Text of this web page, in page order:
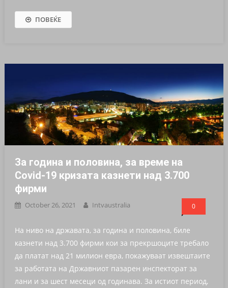
ПОВЕЌЕ
За година и половина, за време на
Covid-19 кризата казнети над 3.700
фирми
October 26, 2021 Intvaustralia 0
На ниво на државата, за година и половина, биле
казнети над 3.700 фирми кои за прекршоците требало
да платат над 21 милион евра, покажуваат извештаите
за работата на Државниот пазарен инспекторат за
лани и за шест месеци од годинава. За истиот период,